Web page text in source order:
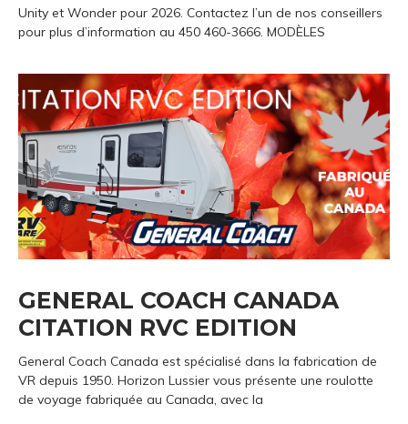
Unity et Wonder pour 2026. Contactez l’un de nos conseillers
pour plus d’information au 450 460-3666. MODÈLES
GENERAL COACH CANADA
CITATION RVC EDITION
General Coach Canada est spécialisé dans la fabrication de
VR depuis 1950. Horizon Lussier vous présente une roulotte
de voyage fabriquée au Canada, avec la